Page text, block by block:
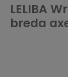
LELIBA
breda